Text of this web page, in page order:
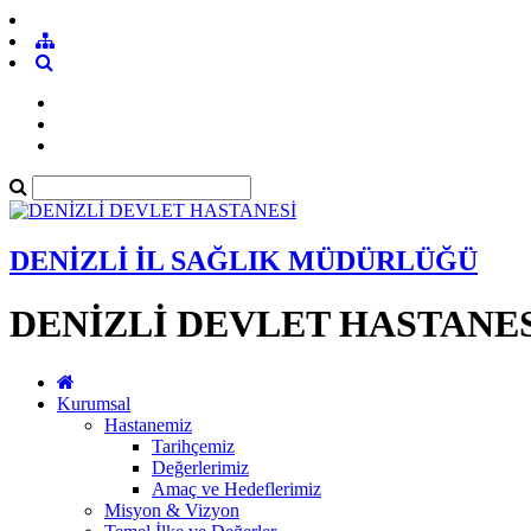
DENİZLİ İL SAĞLIK MÜDÜRLÜĞÜ
DENİZLİ DEVLET
Kurumsal
Hastanemiz
Tarihçemiz
Değerlerimiz
Amaç ve Hedeflerimiz
Misyon & Vizyon